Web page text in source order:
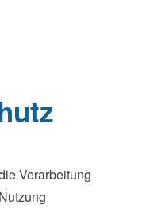
Verarbeitung